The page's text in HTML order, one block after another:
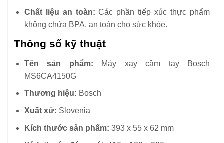
Chất liệu an toàn: Các phần tiếp xúc thực phẩm
không chứa BPA, an toàn cho sức khỏe.
Thông số kỹ thuật
Tên sản phẩm: Máy xay cầm tay Bosch
MS6CA4150G
Thương hiệu: Bosch
Xuất xứ: Slovenia
Kích thước sản phẩm: 393 x 55 x 62 mm